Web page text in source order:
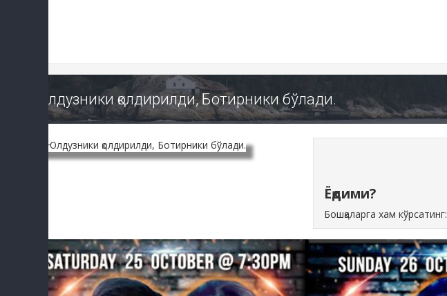
Юлдузники қолдирилди, Ботирники бўлади.
Ёқдими?
Бошқаларга хам кўрсатинг: